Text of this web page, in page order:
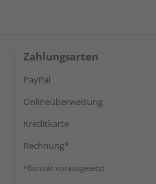
Zahlungsarten
PayPal
Onlineüberweisung
Kreditkarte
Rechnung*
*Bonität vorausgesetzt